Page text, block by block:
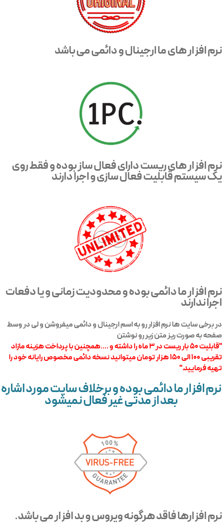
نرم افزار های ما ارجینال و دائمی می باشد
نرم افزار های ریست دارای فعال ساز بوده و فقط روی
یک سیستم قابلیت فعال سازی و اجرا دارند
نرم افزار ما دائمی بوده و محدودیت زمانی و یا دفعات
اجرا ندارند
در برخی سایت ها نرم افزار رو به اسم ارجینال و دائمی میفروشن و لی در وسط
صفحه به صورت ریز متن زیر رو نوشتن
"قابلیت ۵۰ بار ریست در ۳ ماه را داشته و ....همچنین با پرداخت هزینه مازاد
تقریبی ۱۰۰ الی ۱۵۰ هزار تومان میتوانید نسخه دائمی مخصوص رایانه خود را
تهیه فرمایید."
نرم افزار ما دائمی بوده و برخلاف سایت مورد اشاره
بعد از مدتی غیر فعال نمیشود
نرم افزارها فاقد هرگونه ویروس و بد افزار می باشد.